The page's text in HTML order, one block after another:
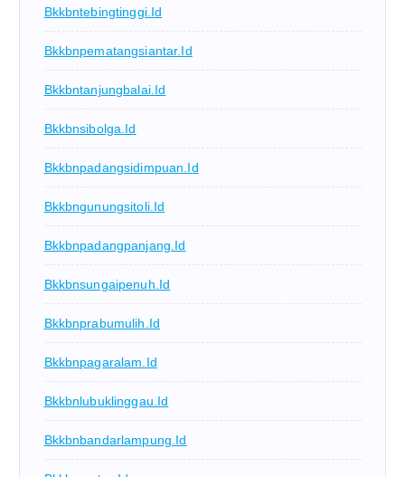
Bkkbntebingtinggi.id
Bkkbnpematangsiantar.id
Bkkbntanjungbalai.id
Bkkbnsibolga.id
Bkkbnpadangsidimpuan.id
Bkkbngunungsitoli.id
Bkkbnpadangpanjang.id
Bkkbnsungaipenuh.id
Bkkbnprabumulih.id
Bkkbnpagaralam.id
Bkkbnlubuklinggau.id
Bkkbnbandarlampung.id